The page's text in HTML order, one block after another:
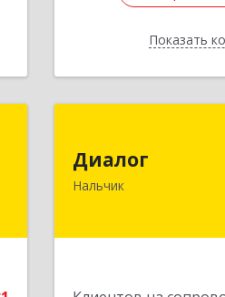
Показать
Диалог
Нальчик
360016, Кабардино-
Нальчик г,